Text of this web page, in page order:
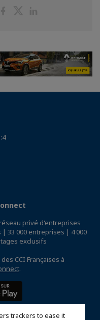
trackers to ease it
PartagerPartager
privé d'entreprises
| 33 000 entreprises | 4 000
exclusifs
CCI Françaises à
.